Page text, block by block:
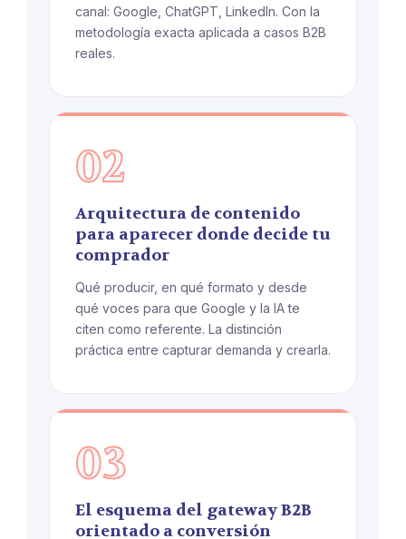
canal: Google, ChatGPT, LinkedIn. Con la
metodología exacta aplicada a casos B2B
reales.
02
Arquitectura de contenido
para aparecer donde decide tu
comprador
Qué producir, en qué formato y desde
qué voces para que Google y la IA te
citen como referente. La distinción
práctica entre capturar demanda y crearla.
03
El esquema del gateway B2B
orientado a conversión